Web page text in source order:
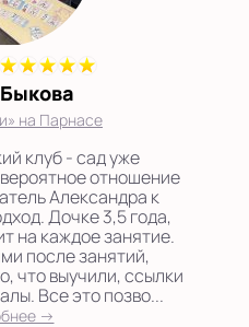
на Парнасе
клуб - сад уже
отношение
Александра к
Дочке 3,5 года,
на каждое занятие.
после занятий,
что выучили, ссылки
Все это позво...
→